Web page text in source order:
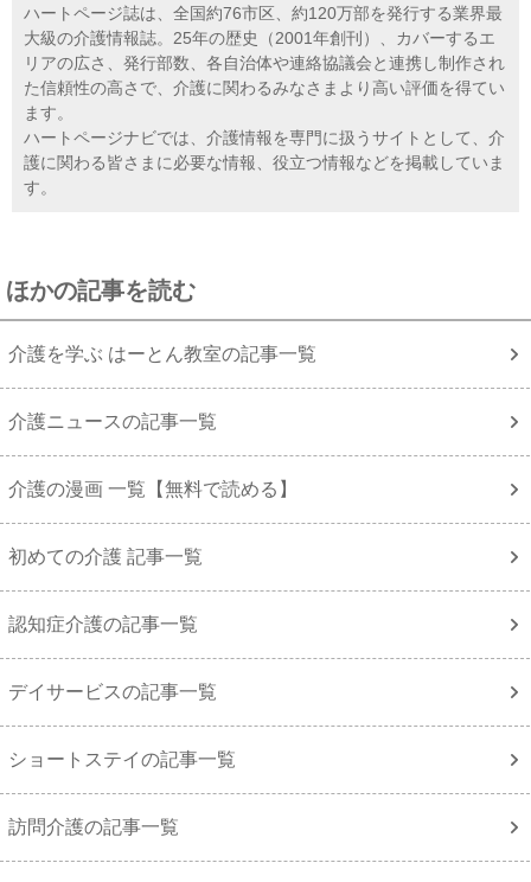
ハートページ誌は、全国約76市区、約120万部を発行する業界最
大級の介護情報誌。25年の歴史（2001年創刊）、カバーするエ
リアの広さ、発行部数、各自治体や連絡協議会と連携し制作され
た信頼性の高さで、介護に関わるみなさまより高い評価を得てい
ます。
ハートページナビでは、介護情報を専門に扱うサイトとして、介
護に関わる皆さまに必要な情報、役立つ情報などを掲載していま
す。
ほかの記事を読む
介護を学ぶ はーとん教室の記事一覧
介護ニュースの記事一覧
介護の漫画 一覧【無料で読める】
初めての介護 記事一覧
認知症介護の記事一覧
デイサービスの記事一覧
ショートステイの記事一覧
訪問介護の記事一覧